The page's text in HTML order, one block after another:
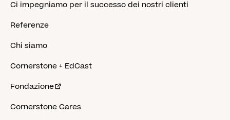
Ci impegniamo per il successo dei nostri clienti
Referenze
Chi siamo
Cornerstone + EdCast
Fondazione
Cornerstone Cares